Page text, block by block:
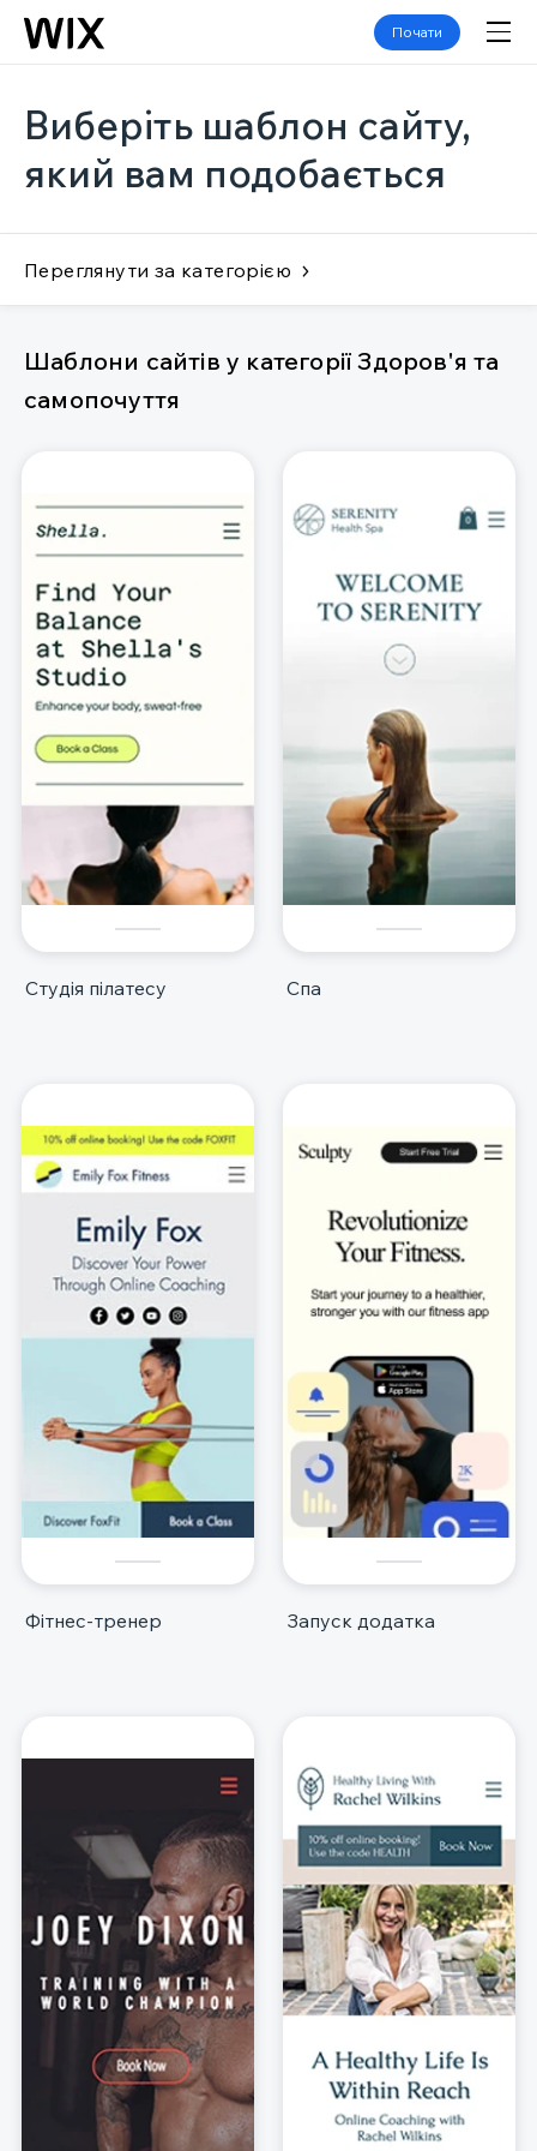
Почати
Виберіть шаблон сайту,
який вам подобається
Переглянути за категорією
Шаблони сайтів у категорії Здоров'я та
самопочуття
Студія пілатесу Спа
Фітнес-тренер Запуск додатка